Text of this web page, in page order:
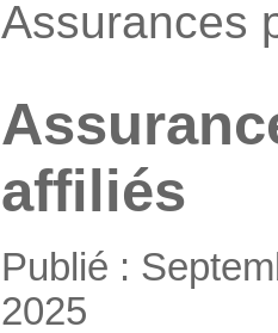
Assurances
affiliés
Publié :
2025